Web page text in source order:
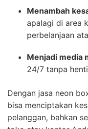
Menambah
apalagi di area
perbelanjaan
Menjadi media
24/7 tanpa
Dengan jasa neon
bisa menciptakan
pelanggan, bahkan